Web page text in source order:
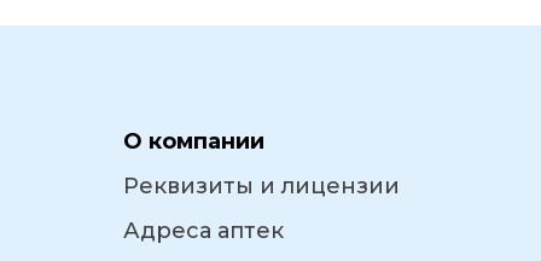
О компании
Реквизиты и лицензии
Адреса аптек